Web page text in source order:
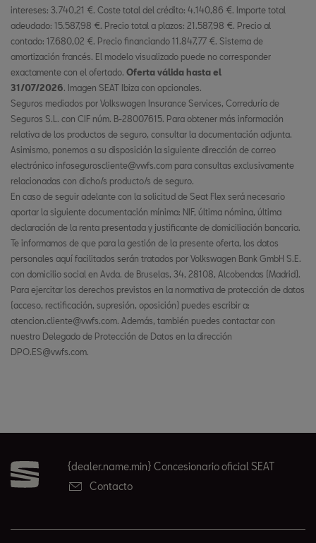
intereses: 3.740,21 €. Coste total del crédito: 4.140,86 €. Importe total
adeudado: 15.587,98 €. Precio total a plazos: 21.587,98 €. Precio al
contado: 17.680,02 €. Precio financiando 11.847,77 €. Sistema de
amortización francés. El modelo visualizado puede no corresponder
exactamente con el ofertado. Oferta válida hasta el
31/07/2026 . Imagen SEAT Ibiza con opcionales.
Seguros mediados por Volkswagen Insurance Services, Correduría de
Seguros S.L. con CIF núm. B-28007615. Para obtener más información
relativa de los productos de seguro, consultar la documentación adjunta.
Asimismo, ponemos a su disposición la siguiente dirección de correo
electrónico infoseguroscliente@vwfs.com para consultas exclusivamente
relacionadas con dicho/s producto/s de seguro.
En caso de seguir adelante con la solicitud de Seat Flex será necesario
aportar la siguiente documentación mínima: NIF, última nómina, última
declaración de la renta presentada y justificante de domiciliación bancaria.
Te informamos de que para la gestión de la presente oferta, los datos
personales aquí facilitados serán tratados por Volkswagen Bank GmbH S.E.
con domicilio social en Avda. de Bruselas, 34, 28108, Alcobendas (Madrid).
Para ejercitar los derechos previstos en la normativa de protección de datos
(acceso, rectificación, supresión, oposición) puedes escribir a:
atencion.cliente@vwfs.com. Además, también puedes contactar con
nuestro Delegado de Protección de Datos en la dirección
DPO.ES@vwfs.com.
{dealer.name.min} Concesionario oficial SEAT
Contacto